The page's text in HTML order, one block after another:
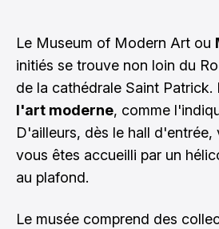
Le Museum of Modern Art ou
initiés se trouve non loin du
de la cathédrale Saint Patrick.
l'art moderne, comme
D'ailleurs, dès le hall d'entrée,
vous êtes accueilli par un
au plafond.
Le musée comprend des